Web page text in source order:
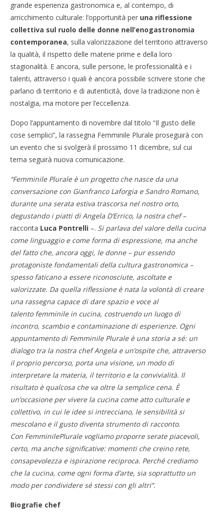
grande esperienza gastronomica e, al contempo, di
arricchimento culturale: l’opportunità per una riflessione
collettiva sul ruolo delle donne nell’enogastronomia
contemporanea, sulla valorizzazione del territorio attraverso
la qualità, il rispetto delle materie prime e della loro
stagionalità. E ancora, sulle persone, le professionalità e i
talenti, attraverso i quali è ancora possibile scrivere storie che
parlano di territorio e di autenticità, dove la tradizione non è
nostalgia, ma motore per l’eccellenza.
Dopo l’appuntamento di novembre dal titolo “Il gusto delle
cose semplici”, la rassegna Femminile Plurale proseguirà con
un evento che si svolgerà il prossimo 11 dicembre, sul cui
tema seguirà nuova comunicazione.
“Femminile Plurale è un progetto che nasce da una
conversazione con Gianfranco Laforgia e Sandro Romano,
durante una serata estiva trascorsa nel nostro orto,
degustando i piatti di Angela D’Errico, la nostra chef–
racconta Luca Pontrelli –. Si parlava del valore della cucina
come linguaggio e come forma di espressione, ma anche
del fatto che, ancora oggi, le donne – pur essendo
protagoniste fondamentali della cultura gastronomica –
spesso faticano a essere riconosciute, ascoltate e
valorizzate. Da quella riflessione è nata la volontà di creare
una rassegna capace di dare spazio e voce al
talento femminile in cucina, costruendo un luogo di
incontro, scambio e contaminazione di esperienze. Ogni
appuntamento di Femminile Plurale è una storia a sé: un
dialogo tra la nostra chef Angela e un’ospite che, attraverso
il proprio percorso, porta una visione, un modo di
interpretare la materia, il territorio e la convivialità. Il
risultato è qualcosa che va oltre la semplice cena. È
un’occasione per vivere la cucina come atto culturale e
collettivo, in cui le idee si intrecciano, le sensibilità si
mescolano e il gusto diventa strumento di racconto.
Con FemminilePlurale vogliamo proporre serate piacevoli,
certo, ma anche significative: momenti che creino rete,
consapevolezza e ispirazione reciproca. Perché crediamo
che la cucina, come ogni forma d’arte, sia soprattutto un
modo per condividere sé stessi con gli altri”.
Biografie chef